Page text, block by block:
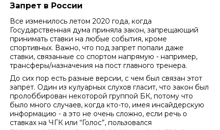
Запрет в России
Все изменилось летом 2020 года, когда
Государственная дума приняла закон, запрещающий
принимать ставки на любые события, кроме
спортивных. Важно, что под запрет попали даже
ставки, связанные со спортом напрямую - например,
трансферы/назначения на пост главного тренера.
До сих пор есть разные версии, с чем был связан этот
запрет. Один из кулуарных слухов гласит, что закон был
пролоббирован некоторой группой БК, потому что
было много случаев, когда кто-то, имея инсайдерскую
информацию - а это не очень сложно, если речь о
ставках на ЧГК или “Голос”, пользовался